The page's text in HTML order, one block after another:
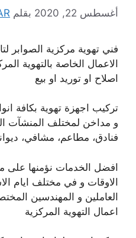
أغسطس 22, 2020 بقلم
فني تهوية مركزية الصوابر
الاعمال الخاصة بالتهوية
اصلاح او توريد او بيع
تركيب اجهزة تهوية بكافة
و مداخن لمختلف المنشآت
فنادق، مطاعم، مشافي،
افضل الخدمات نؤمنها على
الاوقات و في مختلف ايام
العاملين و المهندسين
اعمال التهوية المركزية